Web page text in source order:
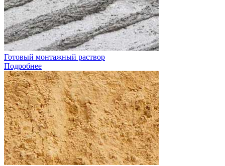
Готовый монтажный раствор
Подробнее